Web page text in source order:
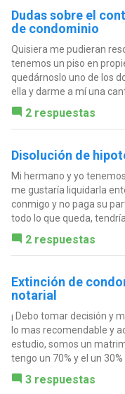
Dudas sobre el
de condominio
Quisiera me pudieran
tenemos un piso en
quedárnoslo uno de los
ella y darme a mí una
2 respuestas
Disolución de
Mi hermano y yo
me gustaría liquidarla
conmigo y no paga su
todo lo que queda,
2 respuestas
Extinción de
notarial
¡ Debo tomar decisión y
lo mas recomendable y
estudio, somos un
tengo un 70% y el un
3 respuestas